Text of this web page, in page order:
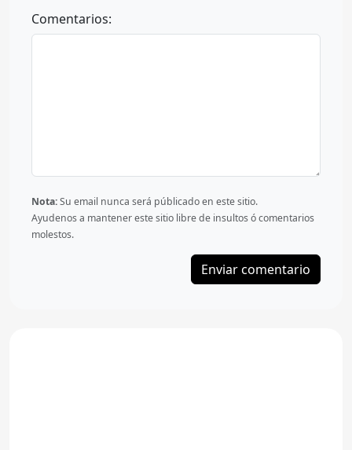
Comentarios:
Nota:Su email nunca será públicado en este sitio.
Ayudenos a mantener este sitio libre de insultos ó comentarios
molestos.